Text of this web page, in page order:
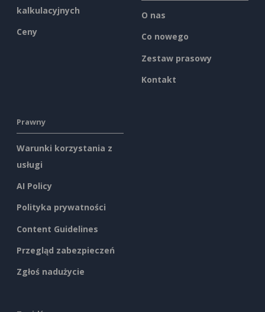
kalkulacyjnych
Ceny
O nas
Co nowego
Zestaw prasowy
Kontakt
Prawny
Warunki korzystania z
usługi
AI Policy
Polityka prywatności
Content Guidelines
Przegląd zabezpieczeń
Zgłoś nadużycie